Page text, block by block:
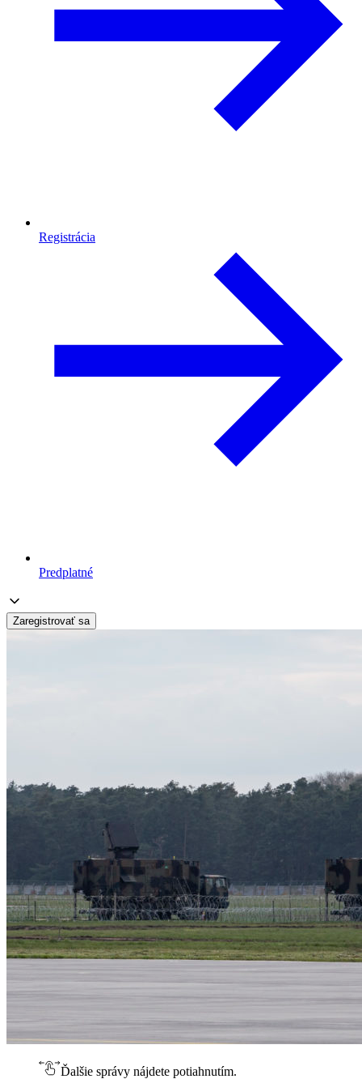
Registrácia
Predplatné
Zaregistrovať sa
Ďalšie správy nájdete potiahnutím.